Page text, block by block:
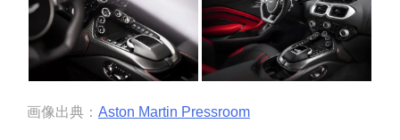
画像出典： Aston Martin Pressroom